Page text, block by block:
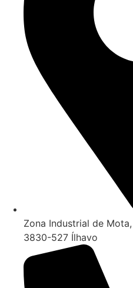
Zona Industrial de
3830-527 Ílhavo